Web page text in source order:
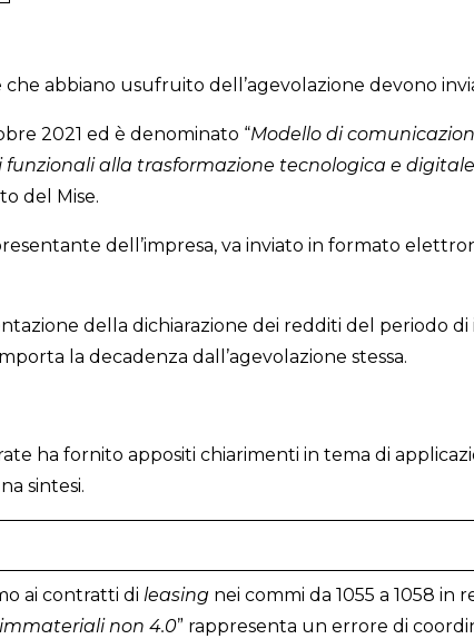
abbiano usufruito dell’agevolazione devono
2021 ed è denominato “Modello di
alla trasformazione tecnologica e
del Mise.
dell’impresa, va inviato in formato
della dichiarazione dei redditi del periodo
la decadenza dall’agevolazione stessa.
ha fornito appositi chiarimenti in tema di
sintesi.
ai contratti di leasing nei commi da 1055 a 1058 in
non 4.0” rappresenta un errore di